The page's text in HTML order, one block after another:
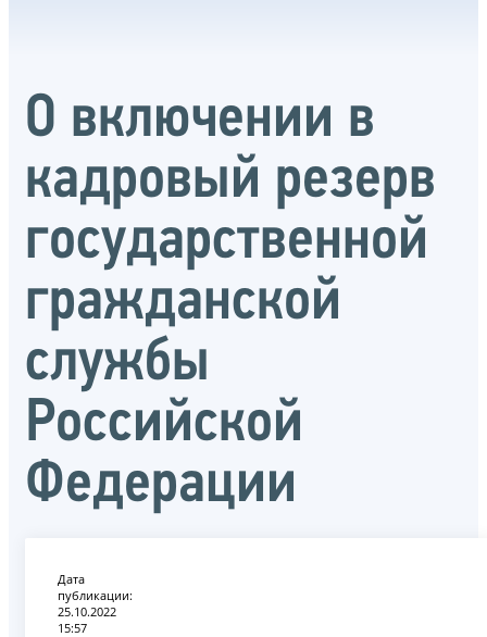
О включении в
кадровый резерв
государственной
гражданской
службы
Российской
Федерации
Дата
публикации:
25.10.2022
15:57